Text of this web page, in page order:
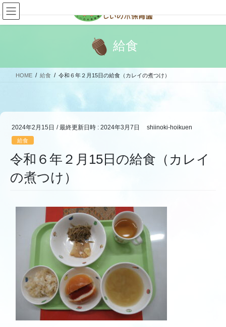
コ
ン
テ
ス
ナ
ビ
ゲ
ン
給食
HOME 給食 令和６年２月15日の給食（カレイの煮つけ）
2024年2月15日 / 最終更新日時 : 2024年3月7日 shiinoki-hoikuen
給食
令和６年２月15日の給食（カレイ
の煮つけ）